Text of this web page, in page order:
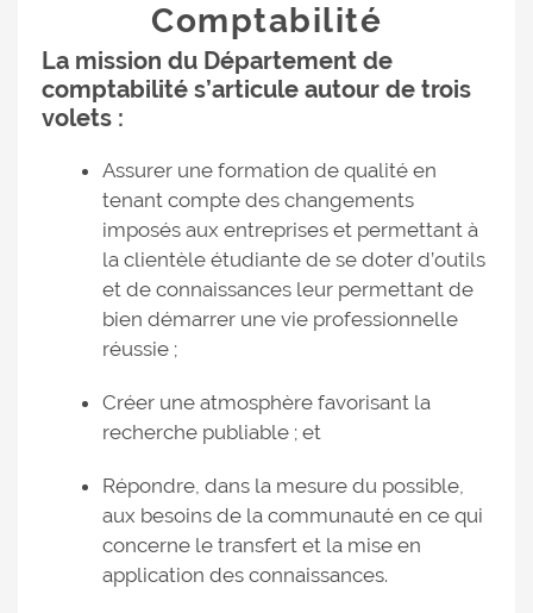
Comptabilité
La mission du Département de
comptabilité s’articule autour de trois
volets :
Assurer une formation de qualité en
tenant compte des changements
imposés aux entreprises et permettant à
la clientèle étudiante de se doter d’outils
et de connaissances leur permettant de
bien démarrer une vie professionnelle
réussie ;
Créer une atmosphère favorisant la
recherche publiable ; et
Répondre, dans la mesure du possible,
aux besoins de la communauté en ce qui
concerne le transfert et la mise en
application des connaissances.